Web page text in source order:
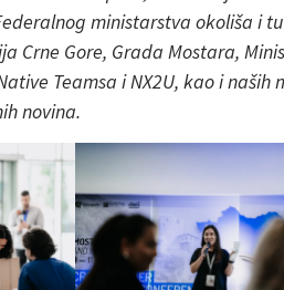
ministarstva okoliša i
Crne Gore, Grada Mostara,
Teamsa i NX2U, kao i
novina.